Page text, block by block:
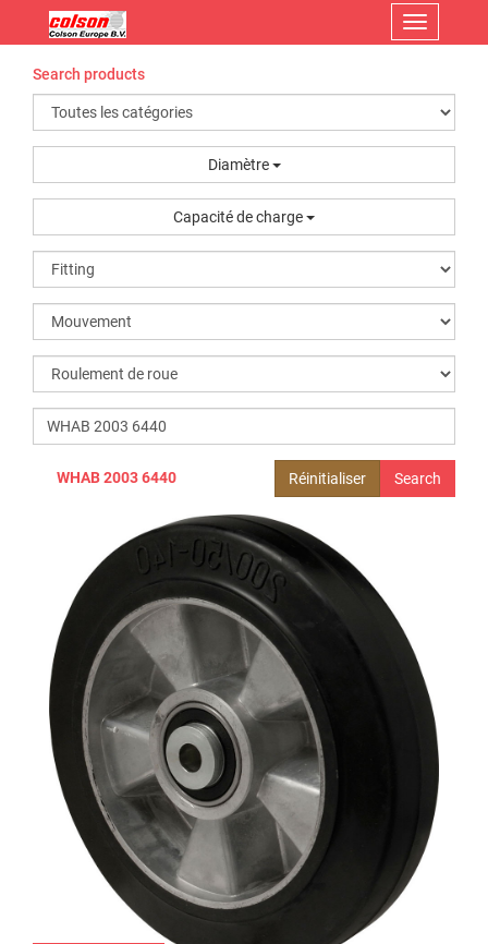
Menu
Search products
Diamètre
Capacité de charge
Réinitialiser
WHAB 2003 6440